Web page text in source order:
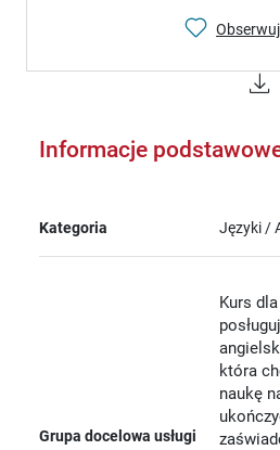
Obserwuj
Informacje
Kategoria Języki /
Grupa docelowa usługi
Kurs
która
naukę